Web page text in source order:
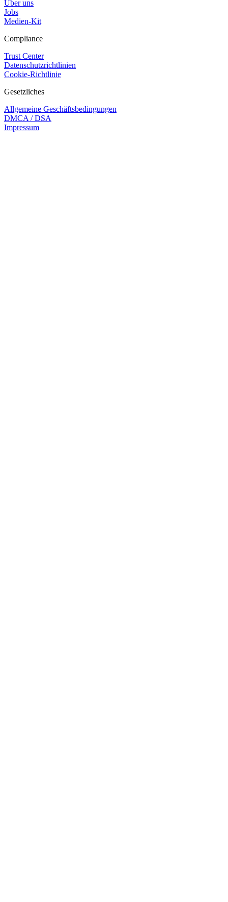
Über uns
Jobs
Medien-Kit
Compliance
Trust Center
Datenschutzrichtlinien
Cookie-Richtlinie
Gesetzliches
Allgemeine Geschäftsbedingungen
DMCA / DSA
Impressum